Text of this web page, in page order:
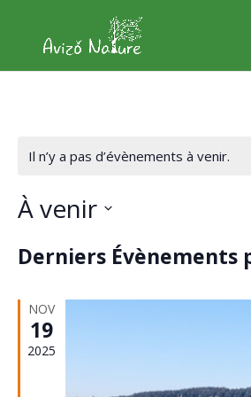
Il n’y a pas d’évènements à venir.
À venir
une
Derniers Évènements
NOV
19
2025